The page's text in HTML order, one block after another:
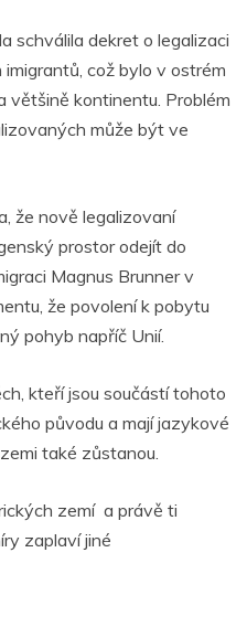
schválila dekret o legalizaci
což bylo v ostrém
většině kontinentu. Problém
může být ve
že nově legalizovaní
prostor odejít do
Magnus Brunner v
že povolení k pobytu
pohyb napříč Unií.
kteří jsou součástí tohoto
původu a mají jazykové
také zůstanou.
zemí a právě ti
zaplaví jiné